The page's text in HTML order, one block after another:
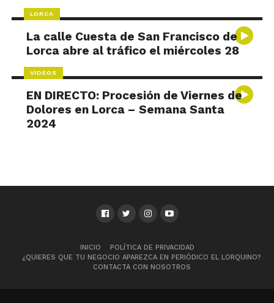
LORCA
La calle Cuesta de San Francisco de
Lorca abre al tráfico el miércoles 28
VÍDEOS
EN DIRECTO: Procesión de Viernes de
Dolores en Lorca – Semana Santa
2024
INICIO
POLÍTICA DE PRIVACIDAD
¿QUIERES QUE TU NEGOCIO APAREZCA EN PERIÓDICO EL LORQUINO?
CONTACTA CON NOSOTROS